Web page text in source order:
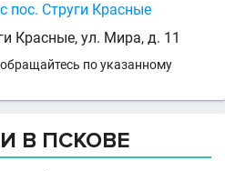
пос. Струги Красные
Красные, ул. Мира, д. 11
по указанному
В ПСКОВЕ